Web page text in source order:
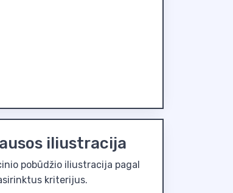
iliustracija
pobūdžio iliustracija pagal
kriterijus.